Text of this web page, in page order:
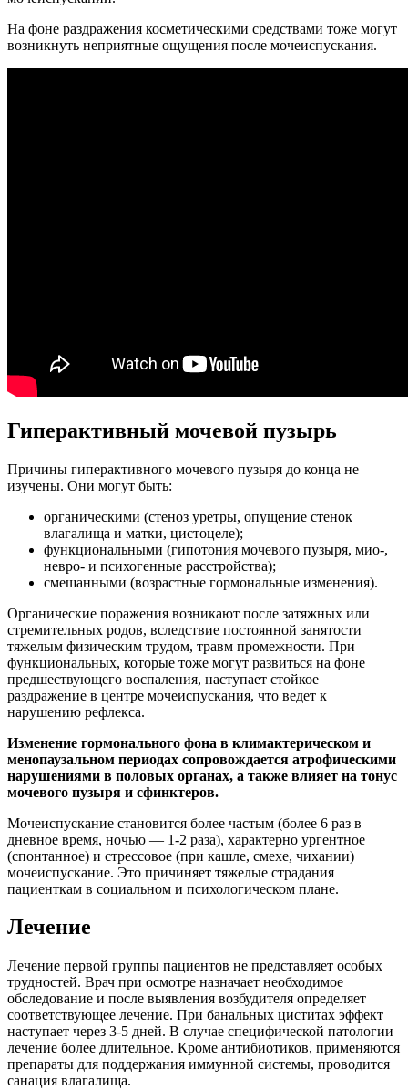
На фоне раздражения косметическими средствами тоже могут
возникнуть неприятные ощущения после мочеиспускания.
Гиперактивный мочевой пузырь
Причины гиперактивного мочевого пузыря до конца не
изучены. Они могут быть:
органическими (стеноз уретры, опущение стенок
влагалища и матки, цистоцеле);
функциональными (гипотония мочевого пузыря, мио-,
невро- и психогенные расстройства);
смешанными (возрастные гормональные изменения).
Органические поражения возникают после затяжных или
стремительных родов, вследствие постоянной занятости
тяжелым физическим трудом, травм промежности. При
функциональных, которые тоже могут развиться на фоне
предшествующего воспаления, наступает стойкое
раздражение в центре мочеиспускания, что ведет к
нарушению рефлекса.
Изменение гормонального фона в климактерическом и
менопаузальном периодах сопровождается атрофическими
нарушениями в половых органах, а также влияет на тонус
мочевого пузыря и сфинктеров.
Мочеиспускание становится более частым (более 6 раз в
дневное время, ночью — 1-2 раза), характерно ургентное
(спонтанное) и стрессовое (при кашле, смехе, чихании)
мочеиспускание. Это причиняет тяжелые страдания
пациенткам в социальном и психологическом плане.
Лечение
Лечение первой группы пациентов не представляет особых
трудностей. Врач при осмотре назначает необходимое
обследование и после выявления возбудителя определяет
соответствующее лечение. При банальных циститах эффект
наступает через 3-5 дней. В случае специфической патологии
лечение более длительное. Кроме антибиотиков, применяются
препараты для поддержания иммунной системы, проводится
санация влагалища.